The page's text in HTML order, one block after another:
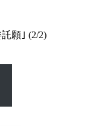
願｣ (2/2)